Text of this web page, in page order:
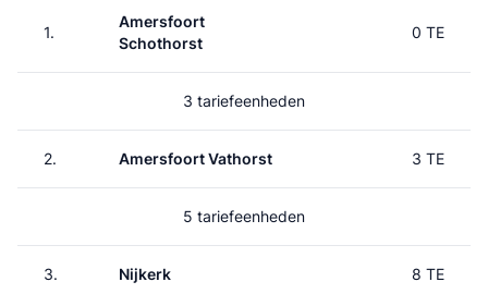
1.
Amersfoort
Schothorst
0 TE
3 tariefeenheden
2. Amersfoort Vathorst 3 TE
5 tariefeenheden
3. Nijkerk 8 TE